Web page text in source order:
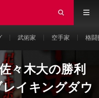
武術家 空手家 格闘
々木大の勝利
イキングダウ